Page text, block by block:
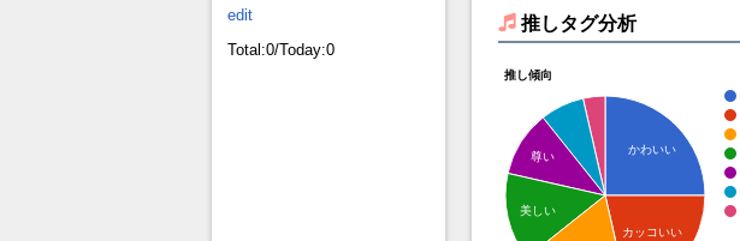
edit
Total:0/Today:0
推しタグ分析
推し傾向
かわいい
カッコいい
尊い
美しい